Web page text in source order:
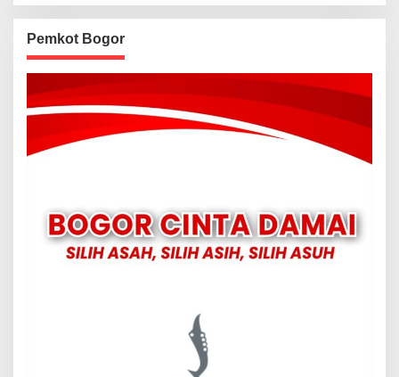
Pemkot Bogor